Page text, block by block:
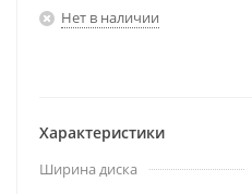
Нет в наличии
Характеристики
Ширина диска